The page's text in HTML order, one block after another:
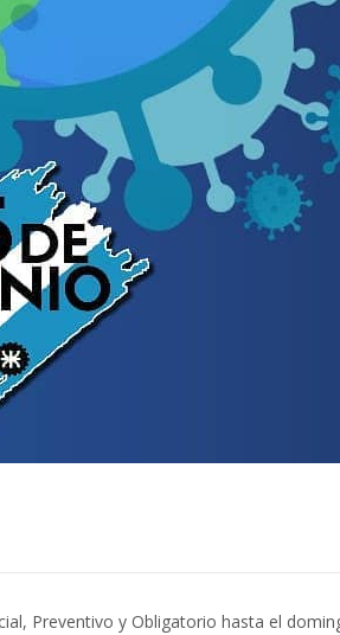
Preventivo y Obligatorio hasta el